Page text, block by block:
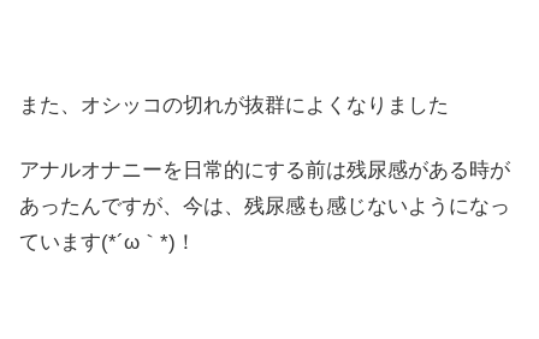
また、オシッコの切れが抜群によくなりました
アナルオナニーを日常的にする前は残尿感がある時が
あったんですが、今は、残尿感も感じないようになっ
ています(*´ω｀*)！